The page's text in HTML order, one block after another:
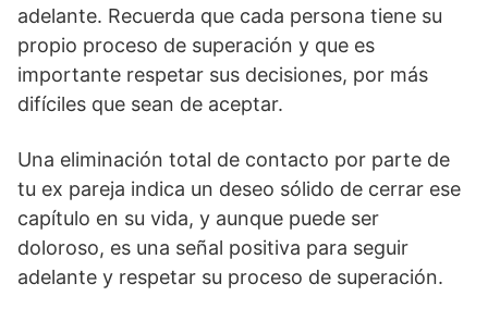
adelante. Recuerda que cada persona tiene su
propio proceso de superación y que es
importante respetar sus decisiones, por más
difíciles que sean de aceptar.
Una eliminación total de contacto por parte de
tu ex pareja indica un deseo sólido de cerrar ese
capítulo en su vida, y aunque puede ser
doloroso, es una señal positiva para seguir
adelante y respetar su proceso de superación.